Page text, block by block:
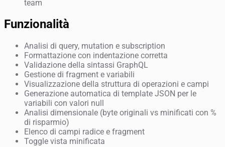
team
Funzionalità
Analisi di query, mutation e subscription
Formattazione con indentazione corretta
Validazione della sintassi GraphQL
Gestione di fragment e variabili
Visualizzazione della struttura di operazioni e campi
Generazione automatica di template JSON per le
variabili con valori null
Analisi dimensionale (byte originali vs minificati con %
di risparmio)
Elenco di campi radice e fragment
Toggle vista minificata